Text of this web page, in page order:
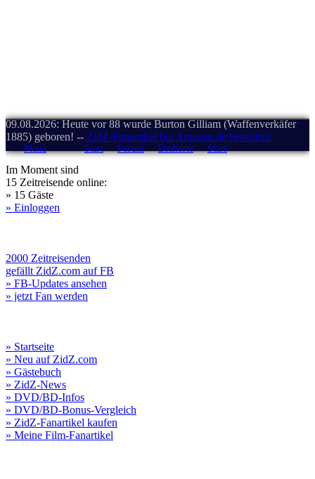
09.08.2026: Heute vor 88 wurde Burton Gilliam (Waffenverkäfer
1885) geboren! -- ZidZ-Fanartikel bei Amazon.de bestellen!
Menü Start Forum Drehorte Stars
Im Moment sind
15 Zeitreisende online:
» 15 Gäste
» Einloggen
2000 Zeitreisenden
gefällt ZidZ.com auf FB
» FB-Updates ansehen
» jetzt Fan werden
» Startseite
» Neu auf ZidZ.com
» Gästebuch
» ZidZ-News
» DVD/BD-Infos
» DVD/BD-Bonus-Vergleich
» ZidZ-Fanartikel kaufen
» Meine Film-Fanartikel